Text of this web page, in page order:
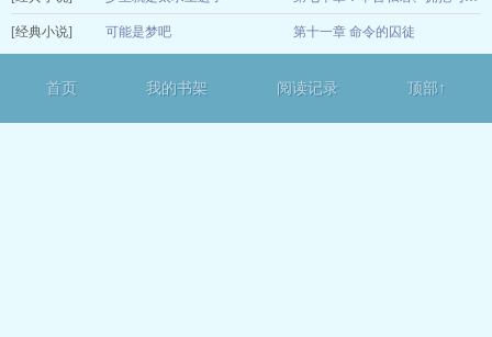
[经典小说] 可能是梦吧 第十一章 命令的囚徒
首页 我的书架 阅读记录 顶部↑